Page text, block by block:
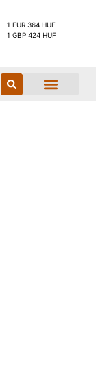
1 EUR 364 HUF
1 GBP 424 HUF